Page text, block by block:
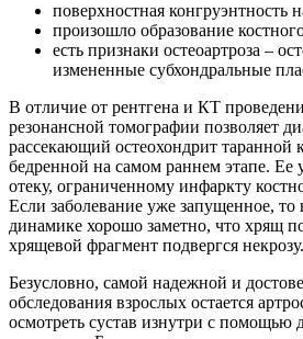
поверхностная конгруэнтность
произошло образование
есть признаки остеоартроза –
измененные субхондральные
В отличие от рентгена и КТ
резонансной томографии позволяет
рассекающий остеохондрит таранной
бедренной на самом раннем этапе. Ее
отеку, ограниченному инфаркту
Если заболевание уже запущенное,
динамике хорошо заметно, что хрящ
хрящевой фрагмент подвергся некрозу.
Безусловно, самой надежной и
обследования взрослых остается
осмотреть сустав изнутри с помощью